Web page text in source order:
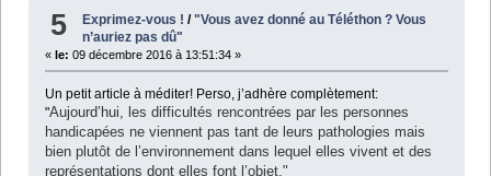
5 Exprimez-vous ! /"Vous avez donné au Téléthon ? Vous
n’auriez pas dû"
« le: 09 décembre 2016 à 13:51:34 »
Un petit article à méditer! Perso, j’adhère complètement:
"Aujourd’hui, les difficultés rencontrées par les personnes
handicapées ne viennent pas tant de leurs pathologies mais
bien plutôt de l’environnement dans lequel elles vivent et des
représentations dont elles font l’objet."